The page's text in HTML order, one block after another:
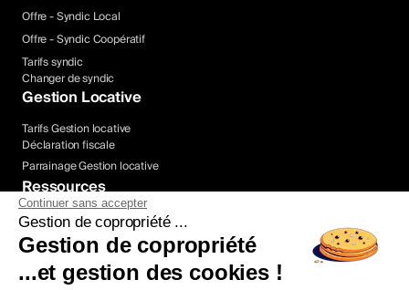
Offre - Syndic Local
Offre - Syndic Coopératif
Tarifs syndic
Changer de syndic
Gestion Locative
Tarifs Gestion locative
Déclaration fiscale
Parrainage Gestion locative
Ressources
Témoignages
Guides Pratiques
Blog
Espace Presse
Histoire
Continuer sans accepter
Gestion de copropriété ...
Gestion de copropriété
...et gestion des cookies !